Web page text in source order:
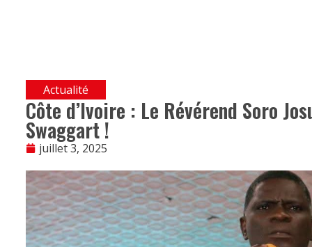
Actualité
Côte d’Ivoire : Le Révérend Soro
Swaggart !
juillet 3, 2025